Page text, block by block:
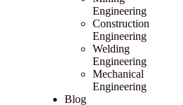
Engineering
Construction
Engineering
Welding
Engineering
Mechanical
Engineering
Blog